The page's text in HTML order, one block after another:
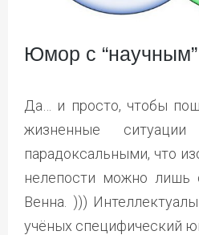
Юмор с
Да… и просто, чтобы
жизненные
парадоксальными, что
нелепости можно
Венна. )))
учёных специфический